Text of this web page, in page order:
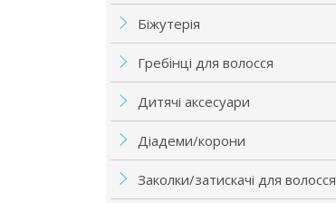
Біжутерія
Гребінці для волосся
Дитячі аксесуари
Діадеми/корони
Заколки/затискачі для волосся